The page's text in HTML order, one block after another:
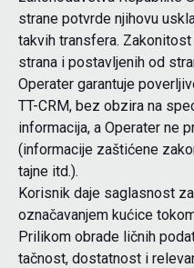
strane potvrde njihovu
takvih transfera.
strana i postavljenih od
Operater garantuje
TT-CRM, bez obzira na
informacija, a Operater ne
(informacije zaštićene
tajne itd.).
Korisnik daje saglasnost
označavanjem kućice
Prilikom obrade ličnih
tačnost, dostatnost i